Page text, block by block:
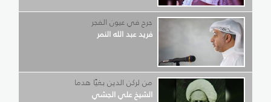
جرح في عيون الفجر
فريد عبد الله النمر
من لركن الدين بغيًا هدما
الشيخ علي الجشي